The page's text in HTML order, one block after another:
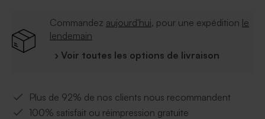
Commandez aujourd'hui, pour une expédition le
lendemain
› Voir toutes les options de livraison
Plus de 92% de nos clients nous recommandent
100% satisfait ou réimpression gratuite